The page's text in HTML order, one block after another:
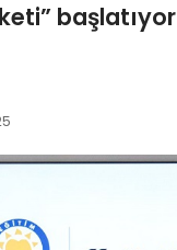
başlatıyor